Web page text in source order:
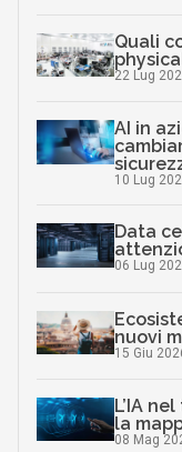
Quali
22 Lug
AI in
10 Lug
Data
06 Lug
nuovi
15 Giu
L’IA
la
08 Mag